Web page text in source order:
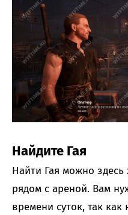
Найдите Гая
Найти Гая можно
рядом с ареной. Вам
времени суток, так